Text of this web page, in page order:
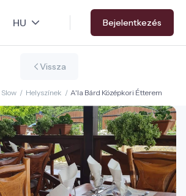
Bejelentkezés
Vissza
/ Helyszínek / A'la Bárd Középkori Étterem